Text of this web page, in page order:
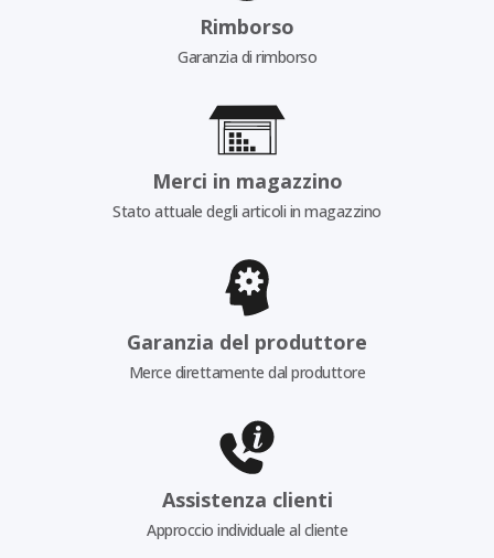
Rimborso
Garanzia di rimborso
Merci in magazzino
Stato attuale degli articoli in magazzino
Garanzia del produttore
Merce direttamente dal produttore
Assistenza clienti
Approccio individuale al cliente